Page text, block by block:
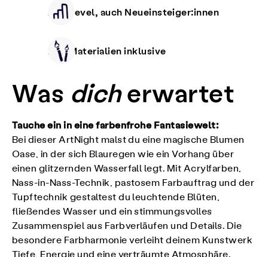
Alle Level, auch Neueinsteiger:innen
Alle Materialien inklusive
Was dicherwartet
Tauche ein in eine farbenfrohe Fantasiewelt:
Bei dieser ArtNight malst du eine magische Blumen
Oase, in der sich Blauregen wie ein Vorhang über
einen glitzernden Wasserfall legt. Mit Acrylfarben,
Nass-in-Nass-Technik, pastosem Farbauftrag und der
Tupftechnik gestaltest du leuchtende Blüten,
fließendes Wasser und ein stimmungsvolles
Zusammenspiel aus Farbverläufen und Details. Die
besondere Farbharmonie verleiht deinem Kunstwerk
Tiefe, Energie und eine verträumte Atmosphäre.